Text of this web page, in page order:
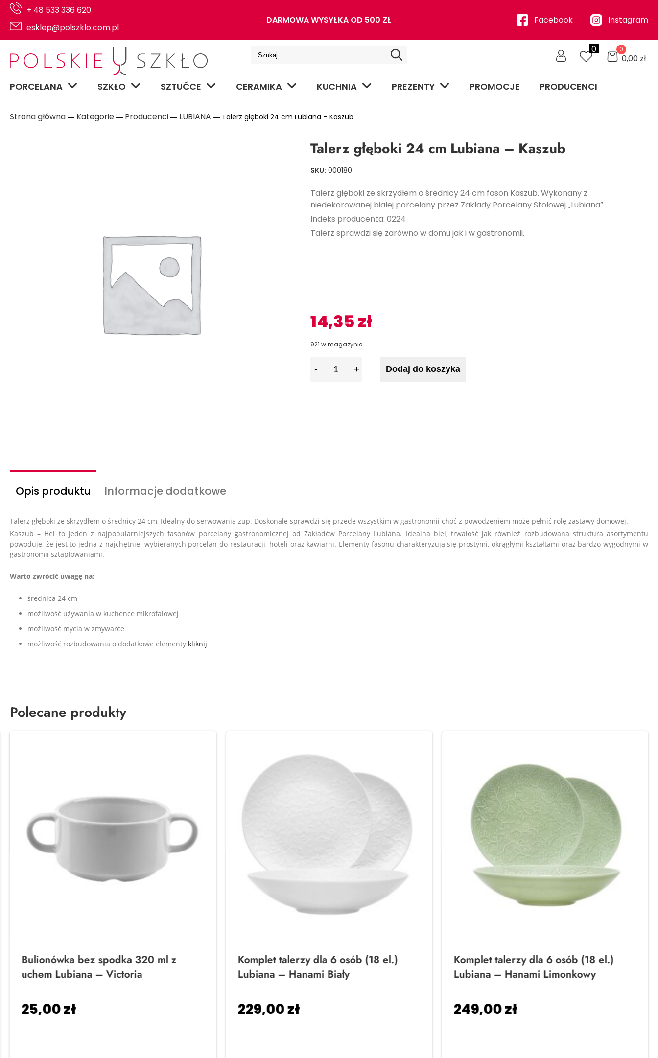
+ 48 533 336 620
esklep@polszklo.com.pl
DARMOWA WYSYŁKA OD 500 ZŁ Facebook Instagram
0 0
0,00 zł
PORCELANA SZKŁO SZTUĆCE CERAMIKA KUCHNIA PREZENTY PROMOCJE PRODUCENCI
Strona główna ― Kategorie ― Producenci ― LUBIANA ― Talerz głęboki 24 cm Lubiana – Kaszub
Talerz głęboki 24 cm Lubiana – Kaszub
SKU: 000180
Talerz głęboki ze skrzydłem o średnicy 24 cm fason Kaszub. Wykonanyz
niedekorowanej białej porcelany przez Zakłady Porcelany Stołowej „Lubiana”
Indeks producenta: 0224
Talerz sprawdzi się zarówno w domu jak i w gastronomii.
14,35zł
921 w magazynie
Dodaj do koszyka
Opis produktu Informacje dodatkowe
Talerz głęboki ze skrzydłem o średnicy 24 cm, Idealny do serwowania zup. Doskonale sprawdzi się przede wszystkim w gastronomii choć z powodzeniem może pełnić rolę zastawy domowej.
Kaszub – Hel to jeden z najpopularniejszych fasonów porcelany gastronomicznej od Zakładów Porcelany Lubiana. Idealna biel, trwałość jak również rozbudowana struktura asortymentu
powoduje, że jest to jedna z najchętniej wybieranych porcelan do restauracji, hoteli oraz kawiarni. Elementy fasonu charakteryzują się prostymi, okrągłymi kształtami oraz bardzo wygodnymi w
gastronomii sztaplowaniami.
Warto zwrócić uwagę na:
średnica 24 cm
możliwość używania w kuchence mikrofalowej
możliwość mycia w zmywarce
możliwość rozbudowania o dodatkowe elementy kliknij
Polecane produkty
Bulionówka bez spodka 320 ml z
uchem Lubiana – Victoria
25,00zł
Komplet talerzy dla 6 osób (18 el.)
Lubiana – Hanami Biały
229,00zł
Komplet talerzy dla 6 osób (18 el.)
Lubiana – Hanami Limonkowy
249,00zł